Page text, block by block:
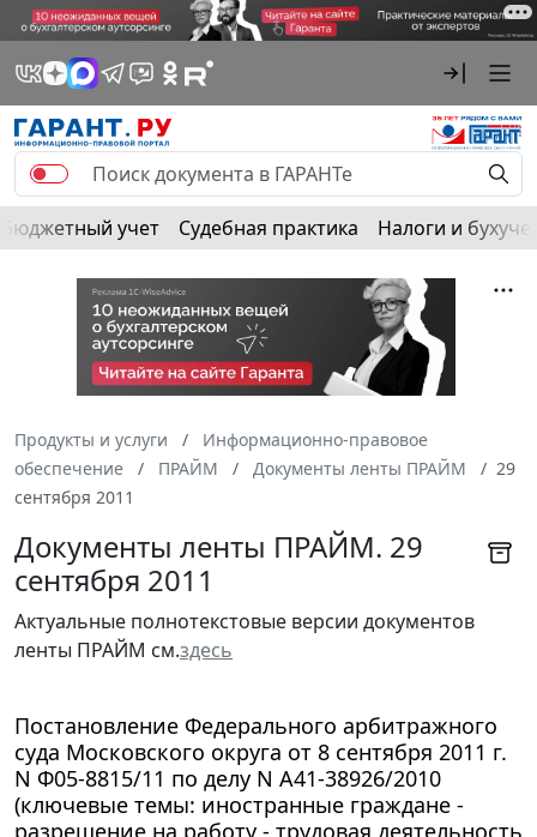
Бюджетный учет Судебная практика Налоги и
Продукты и услуги
Информационно-правовое
обеспечение
ПРАЙМ Документы ленты ПРАЙМ
29
сентября 2011
Документы ленты ПРАЙМ. 29
сентября 2011
Актуальные полнотекстовые версии документов
ленты ПРАЙМ см.здесь
Постановление Федерального арбитражного
суда Московского округа от 8 сентября 2011 г.
N Ф05-8815/11 по делу N А41-38926/2010
(ключевые темы: иностранные граждане -